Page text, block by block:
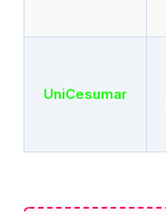
UniCesumar